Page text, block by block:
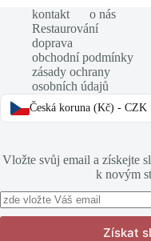
kontakt
o nás
Restaurování
doprava
obchodní podmínky
zásady ochrany
osobních údajů
Česká koruna (Kč) - CZK
Vložte svůj email a získejte
k novým
Získat